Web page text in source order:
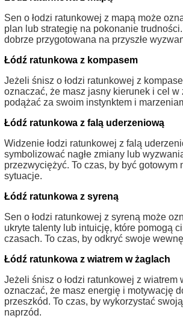
Sen o łodzi ratunkowej z mapą może
plan lub strategię na pokonanie
dobrze przygotowana na przyszłe
Łódź ratunkowa z kompasem
Jeżeli śnisz o łodzi ratunkowej z
oznaczać, że masz jasny kierunek i cel w
podążać za swoim instynktem i
Łódź ratunkowa z falą uderzeniową
Widzenie łodzi ratunkowej z falą
symbolizować nagłe zmiany lub
przezwyciężyć. To czas, by być gotowym
sytuacje.
Łódź ratunkowa z syreną
Sen o łodzi ratunkowej z syreną może
ukryte talenty lub intuicję, które pomogą
czasach. To czas, by odkryć swoje
Łódź ratunkowa z wiatrem w żaglach
Jeżeli śnisz o łodzi ratunkowej z wiatrem
oznaczać, że masz energię i motywację
przeszkód. To czas, by wykorzystać
naprzód.